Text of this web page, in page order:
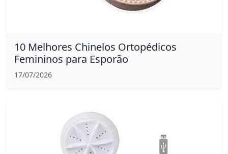
10 Melhores Chinelos Ortopédicos
Femininos para Esporão
17/07/2026